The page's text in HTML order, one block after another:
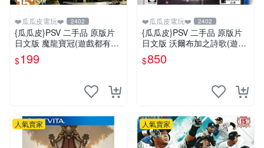
❤️瓜瓜皮電玩❤️ 2402
{瓜瓜皮}PSV 二手品 原版片
日文版 魔龍寶冠(遊戲都有回
收)
$199
❤️瓜瓜皮電玩❤️ 2402
{瓜瓜皮}PSV 二手品 原版片
日文版 沃爾布加之詩歌(遊戲
都有回收)
$850
人氣賣家 人氣賣家